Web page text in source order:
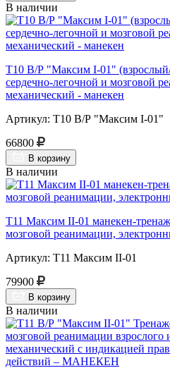
В наличии
Т10 В/Р "Максим I-01"
сердечно-легочной и мозговой
механический - манекен
Артикул: Т10 В/Р "Максим I-01"
66800
В корзину
В наличии
Т11 Максим II-01 манекен-
мозговой реанимации,
Артикул: Т11 Максим II-01
79900
В корзину
В наличии